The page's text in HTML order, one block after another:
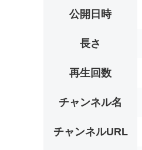
公開日時
長さ
再生回数
チャンネル名
チャンネルURL